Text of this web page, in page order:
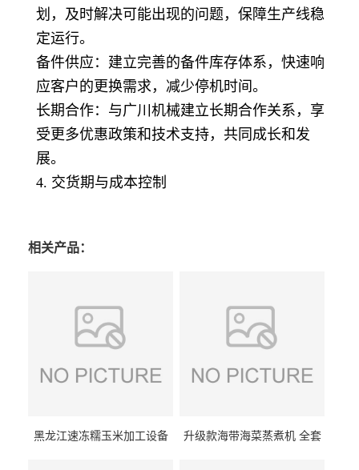
划，及时解决可能出现的问题，保障生产线稳
定运行。
备件供应：建立完善的备件库存体系，快速响
应客户的更换需求，减少停机时间。
长期合作：与广川机械建立长期合作关系，享
受更多优惠政策和技术支持，共同成长和发
展。
4. 交货期与成本控制
相关产品：
黑龙江速冻糯玉米加工设备
升级款海带海菜蒸煮机 全套